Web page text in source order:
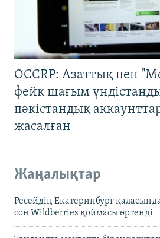
OCCRP: Азаттық пен
фейк шағым
пәкістандық
жасалған
Жаңалықтар
Ресейдің Екатеринбург
соң Wildberries қоймасы өртенді